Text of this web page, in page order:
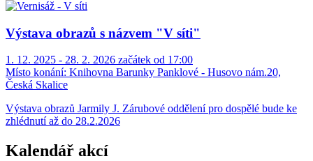
Výstava obrazů s názvem "V síti"
1. 12. 2025 - 28. 2. 2026 začátek od 17:00
Místo konání: Knihovna Barunky Panklové - Husovo nám.20,
Česká Skalice
Výstava obrazů Jarmily J. Zárubové oddělení pro dospělé bude ke
zhlédnutí až do 28.2.2026
Kalendář akcí